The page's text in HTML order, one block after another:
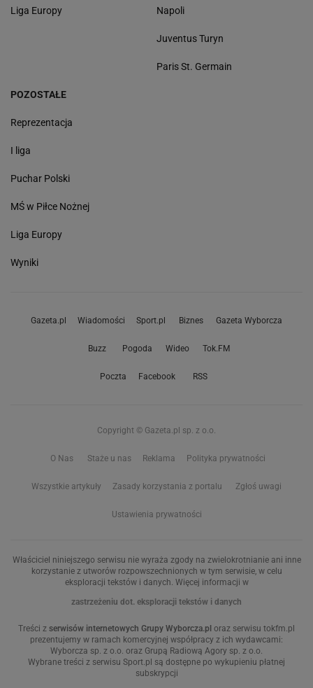
Liga Europy Napoli
Juventus Turyn
Paris St. Germain
POZOSTAŁE
Reprezentacja
I liga
Puchar Polski
MŚ w Piłce Nożnej
Liga Europy
Wyniki
Gazeta.pl Wiadomości Sport.pl Biznes Gazeta Wyborcza
Buzz Pogoda Wideo Tok.FM
Poczta Facebook RSS
Copyright © Gazeta.pl sp. z o.o.
O Nas Staże u nas Reklama Polityka prywatności
Wszystkie artykuły Zasady korzystania z portalu Zgłoś uwagi
Ustawienia prywatności
Właściciel niniejszego serwisu nie wyraża zgody na zwielokrotnianie ani inne
korzystanie z utworów rozpowszechnionych w tym serwisie, w celu
eksploracji tekstów i danych. Więcej informacji w
zastrzeżeniu dot. eksploracji tekstów i danych
Treści z serwisów internetowych Grupy Wyborcza.pl oraz serwisu tokfm.pl
prezentujemy w ramach komercyjnej współpracy z ich wydawcami:
Wyborcza sp. z o.o. oraz Grupą Radiową Agory sp. z o.o.
Wybrane treści z serwisu Sport.pl są dostępne po wykupieniu płatnej
subskrypcji